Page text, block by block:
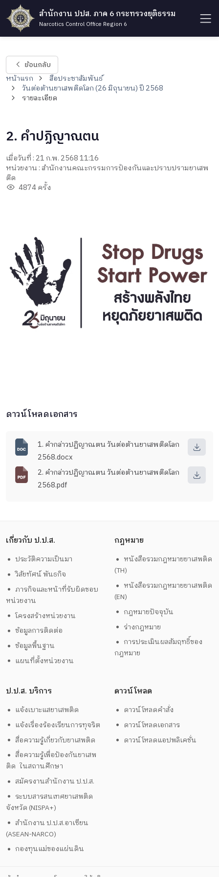
สำนักงาน ปปส. ภาค 6 กระทรวงยุติธรรม
Narcotics Control Office Region 6
ย้อนกลับ
หน้าแรก
สื่อประชาสัมพันธ์
วันต่อต้านยาเสพติดโลก (26 มิถุนายน) ปี 2568
รายละเอียด
2. คำปฏิญาณตน
เมื่อวันที่ : 21 ก.พ. 2568 11:16
หน่วยงาน : สำนักงานคณะกรรมการป้องกันและปราบปรามยาเสพ
ติด
4874 ครั้ง
ดาวน์โหลดเอกสาร
1. คำกล่าวปฏิญาณตน วันต่อต้านยาเสพติดโลก
2568.docx
2. คำกล่าวปฏิญาณตน วันต่อต้านยาเสพติดโลก
2568.pdf
เกี่ยวกับ ป.ป.ส.
ประวัติความเป็นมา
วิสัยทัศน์ พันธกิจ
ภารกิจและหน้าที่รับผิดชอบ
หน่วยงาน
โครงสร้างหน่วยงาน
ข้อมูลการติดต่อ
ข้อมูลพื้นฐาน
แผนที่ตั้งหน่วยงาน
กฎหมาย
หนังสือรวมกฎหมายยาเสพติด
(TH)
หนังสือรวมกฎหมายยาเสพติด
(EN)
กฎหมายปัจจุบัน
ร่างกฎหมาย
การประเมินผลสัมฤทธิ์ของ
กฎหมาย
ป.ป.ส. บริการ
แจ้งเบาะแสยาเสพติด
แจ้งเรื่องร้องเรียนการทุจริต
สื่อความรู้เกี่ยวกับยาเสพติด
สื่อความรู้เพื่อป้องกันยาเสพ
ติด ในสถานศึกษา
สมัครงานสำนักงาน ป.ป.ส.
ระบบสารสนเทศยาเสพติด
จังหวัด (NISPA+)
สำนักงาน ป.ป.ส.อาเซียน
(ASEAN-NARCO)
กองทุนแม่ของแผ่นดิน
ดาวน์โหลด
ดาวน์โหลดคำสั่ง
ดาวน์โหลดเอกสาร
ดาวน์โหลดแอปพลิเคชั่น